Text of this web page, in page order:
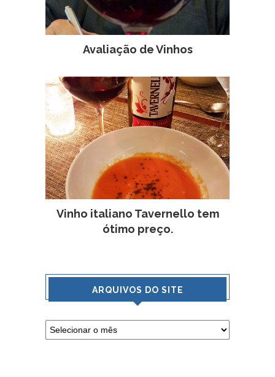
Avaliação de Vinhos
Vinho italiano Tavernello tem
ótimo preço.
ARQUIVOS DO SITE